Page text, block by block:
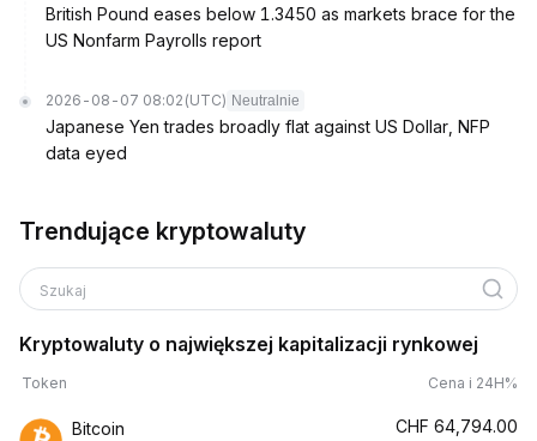
British Pound eases below 1.3450 as markets brace for the
US Nonfarm Payrolls report
2026-08-07 08:02 (UTC) Neutralnie
Japanese Yen trades broadly flat against US Dollar, NFP
data eyed
Trendujące kryptowaluty
Szukaj
Kryptowaluty o największej kapitalizacji rynkowej
Token Cena i 24H%
Bitcoin CHF 64,794.00